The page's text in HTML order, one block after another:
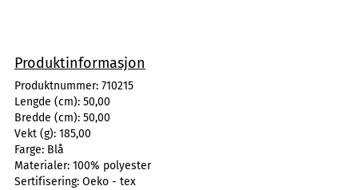
Produktinformasjon
Produktnummer: 710215
Lengde (cm): 50,00
Bredde (cm): 50,00
Vekt (g): 185,00
Farge: Blå
Materialer: 100% polyester
Sertifisering: Oeko - tex